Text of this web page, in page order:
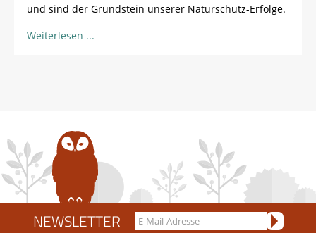
und sind der Grundstein unserer Naturschutz-Erfolge.
Weiterlesen
NEWSLETTER